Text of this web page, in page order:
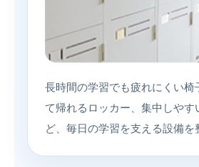
長時間の学習でも疲れにくい椅
て帰れるロッカー、集中しやす
ど、毎日の学習を支える設備を